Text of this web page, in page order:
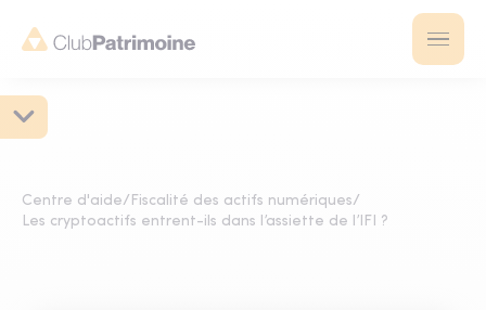
Centre d'aide/ Fiscalité des actifs numériques/
Les cryptoactifs entrent-ils dans l’assiette de l’IFI ?